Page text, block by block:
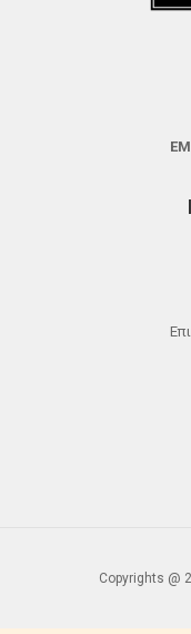
Copyrights @